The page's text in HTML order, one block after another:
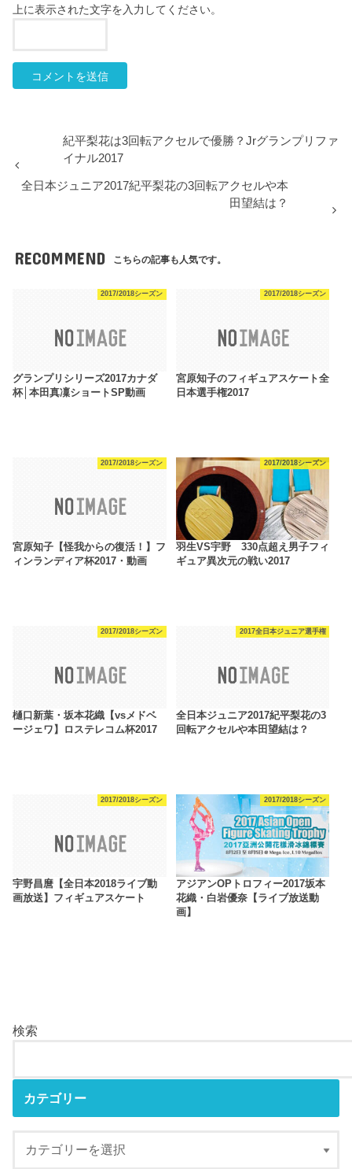
上に表示された文字を入力してください。
紀平梨花は3回転アクセルで優勝？Jrグランプリファ
イナル2017
全日本ジュニア2017紀平梨花の3回転アクセルや本
田望結は？
RECOMMEND こちらの記事も人気です。
2017/2018シーズン
グランプリシリーズ2017カナダ
杯│本田真凜ショートSP動画
2017/2018シーズン
宮原知子のフィギュアスケート全
日本選手権2017
2017/2018シーズン
宮原知子【怪我からの復活！】フ
ィンランディア杯2017・動画
2017/2018シーズン
羽生VS宇野 330点超え男子フィ
ギュア異次元の戦い2017
2017/2018シーズン
樋口新葉・坂本花織【vsメドベ
ージェワ】ロステレコム杯2017
2017全日本ジュニア選手権
全日本ジュニア2017紀平梨花の3
回転アクセルや本田望結は？
2017/2018シーズン
宇野昌麿【全日本2018ライブ動
画放送】フィギュアスケート
2017/2018シーズン
アジアンOPトロフィー2017坂本
花織・白岩優奈【ライブ放送動
画】
検索
カテゴリー